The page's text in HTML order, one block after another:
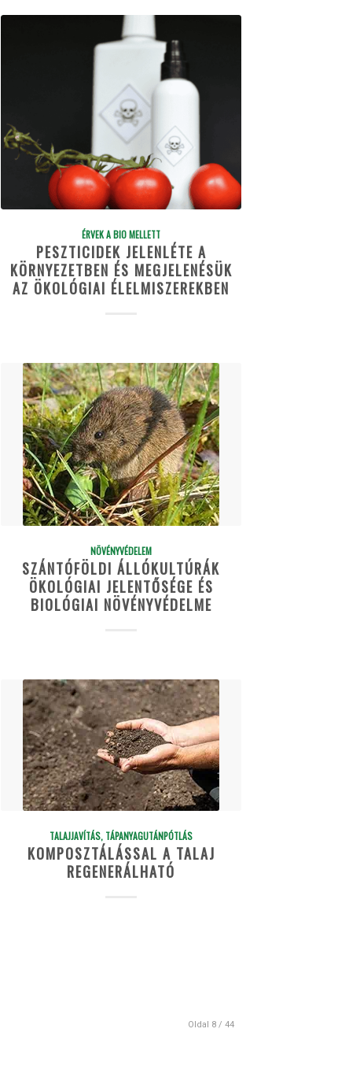
ÉRVEK A BIO MELLETT
PESZTICIDEK JELENLÉTE A
KÖRNYEZETBEN ÉS MEGJELENÉSÜK
AZ ÖKOLÓGIAI ÉLELMISZEREKBEN
NÖVÉNYVÉDELEM
SZÁNTÓFÖLDI ÁLLÓKULTÚRÁK
ÖKOLÓGIAI JELENTŐSÉGE ÉS
BIOLÓGIAI NÖVÉNYVÉDELME
TALAJJAVÍTÁS, TÁPANYAGUTÁNPÓTLÁS
KOMPOSZTÁLÁSSAL A TALAJ
REGENERÁLHATÓ
Oldal 8 / 44